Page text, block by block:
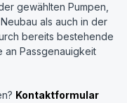
gewählten Pumpen,
als auch in der
bereits bestehende
an Passgenauigkeit
Kontaktformular